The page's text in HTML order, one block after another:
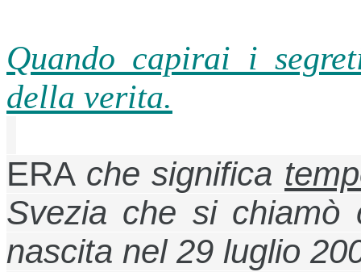
Quando capirai i
della verita.
ERA che significa
Svezia che si
nascita nel 29 luglio